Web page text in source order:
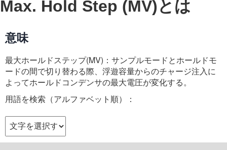
Max. Hold Step (MV)とは
意味
最大ホールドステップ(MV)：サンプルモードとホールドモ
ードの間で切り替わる際、浮遊容量からのチャージ注入に
よってホールドコンデンサの最大電圧が変化する。
用語を検索（アルファベット順）：